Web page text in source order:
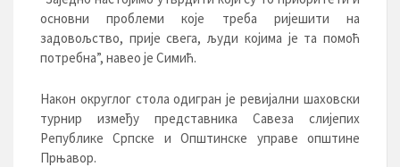
основни проблеми које треба ријешити на
задовољство, прије свега, људи којима је та помоћ
потребна”, навео је Симић.
Након округлог стола одигран је ревијални шаховски
турнир између представника Савеза слијепих
Републике Српске и Општинске управе општине
Прњавор.